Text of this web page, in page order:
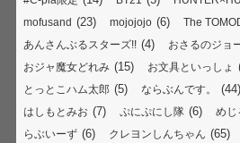
mofusand (23) mojojojo (6) The
あんさんぶるスターズ!! (4) おさるのジョ
おジャ魔女どれみ (15) お文具といっしょ
とっとこハム太郎 (5) ならぶんです。 (44)
はしもとみお (7) ぷにぷにし隊 (6) めじ
らぶいーず (6) クレヨンしんちゃん (65)